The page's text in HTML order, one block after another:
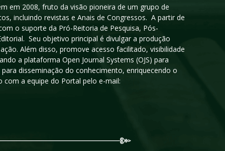
em 2008, fruto da visão pioneira de um grupo de
incluindo revistas e Anais de Congressos. A partir de
o suporte da Pró-Reitoria de Pesquisa, Pós-
Seu objetivo principal é divulgar a produção
Além disso, promove acesso facilitado, visibilidade
a plataforma Open Journal Systems (OJS) para
disseminação do conhecimento, enriquecendo o
a equipe do Portal pelo e-mail: